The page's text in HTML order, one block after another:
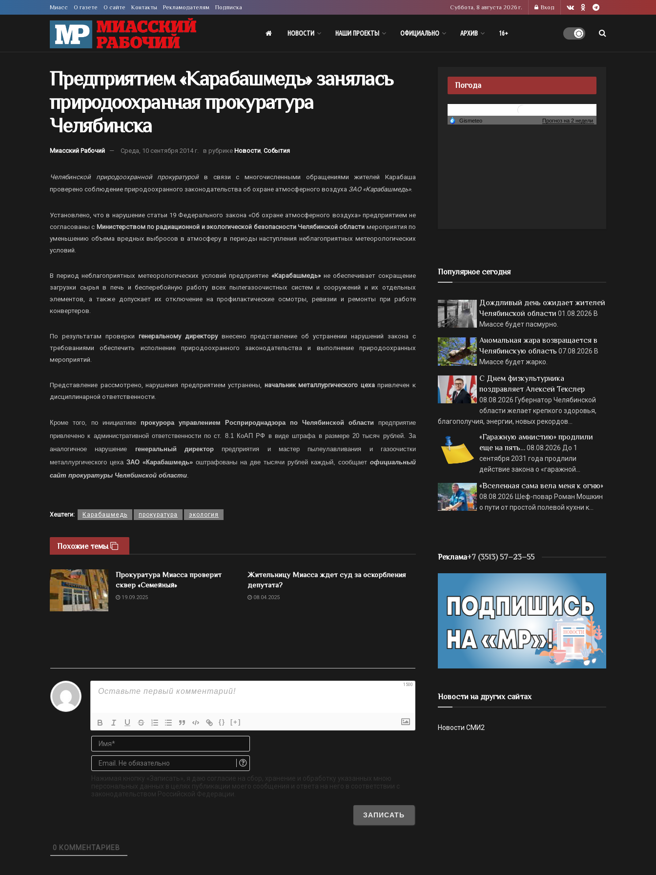
Миасс О газете О сайте Контакты Рекламодателям Подписка Суббота, 8 августа 2026 г. Вход
НОВОСТИ НАШИ ПРОЕКТЫ ОФИЦИАЛЬНО АРХИВ 16+
Предприятием «Карабашмедь» занялась
природоохранная прокуратура
Челябинска
Миасский Рабочий Среда, 10 сентября 2014 г. в рубрике Новости События
Челябинской природоохранной прокуратуройв связи с многочисленными обращениями жителей Карабаша
проверено соблюдение природоохранного законодательства об охране атмосферного воздуха ЗАО «Карабашмедь».
Установлено, что в нарушение статьи 19 Федерального закона «Об охране атмосферного воздуха» предприятием не
согласованы с Министерством по радиационной и экологической безопасности Челябинской области мероприятия по
уменьшению объема вредных выбросов в атмосферу в периоды наступления неблагоприятных метеорологических
условий.
В период неблагоприятных метеорологических условий предприятие «Карабашмедь»не обеспечивает сокращение
загрузки сырья в печь и бесперебойную работу всех пылегазоочистных систем и сооружений и их отдельных
элементов, а также допускает их отключение на профилактические осмотры, ревизии и ремонты при работе
конвертеров.
По результатам проверки генеральному директорувнесено представление об устранении нарушений закона с
требованиями обеспечить исполнение природоохранного законодательства и выполнение природоохранных
мероприятий.
Представление рассмотрено, нарушения предприятием устранены, начальник металлургического цехапривлечен к
дисциплинарной ответственности.
Кроме того, по инициативе прокурора управлением Росприроднадзора по Челябинской области предприятие
привлечено к административной ответственности по ст. 8.1 КоАП РФ в виде штрафа в размере 20 тысяч рублей. За
аналогичное нарушение генеральный директор предприятия и мастер пылеулавливания и газоочистки
металлургического цеха ЗАО «Карабашмедь» оштрафованы на две тысячи рублей каждый, сообщает официальный
сайт прокуратуры Челябинской области
Хештеги: Карабашмедь прокуратура экология
Похожие темы
Прокуратура Миасса проверит
сквер «Семейный»
19.09.2025
Жительницу Миасса ждет суд за оскорбления
депутата?
08.04.2025
1500
{} [+]
Имя*
Email.
обязательно
Нажимая кнопку «Записать», я даю согласие на сбор, хранение и обработку указанных мною
персональных данных в целях публикации моего сообщения и ответа на него в соответствии с
законодательством Российской Федерации.
0 КОММЕНТАРИЕВ
Погода
Популярное сегодня
Дождливый день ожидает жителей
Челябинской области 01.08.2026 В
Миассе будет пасмурно.
Аномальная жара возвращается в
Челябинскую область 07.08.2026 В
Миассе будет жарко.
С Днем физкультурника
поздравляет Алексей Текслер
08.08.2026 Губернатор Челябинской
области желает крепкого здоровья,
благополучия, энергии, новых рекордов…
«Гаражную амнистию» продлили
еще на пять…08.08.2026 До 1
сентября 2031 года продлили
действие закона о «гаражной…
«Вселенная сама вела меня к огню»
08.08.2026 Шеф-повар Роман Мошкин
о пути от простой полевой кухни к…
Реклама+7 (3513) 57–23–55
Новости на других сайтах
Новости СМИ2